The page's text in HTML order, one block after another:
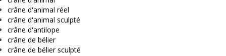
crâne d'animal réel
crâne d'animal sculpté
crâne d'antilope
crâne de bélier
crâne de bélier sculpté